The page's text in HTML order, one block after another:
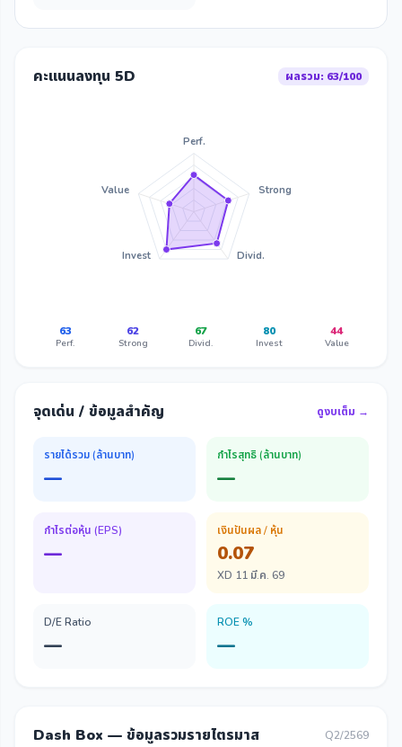
คะแนนลงทุน 5D ผลรวม: 63/100
Perf.
Strong
Divid.
Invest
Value
63
Perf.
62
Strong
67
Divid.
80
Invest
44
Value
จุดเด่น / ข้อมูลสำคัญ ดูงบเต็ม →
รายได้รวม (ล้านบาท)
—
กำไรสุทธิ (ล้านบาท)
—
กำไรต่อหุ้น (EPS)
—
เงินปันผล / หุ้น
0.07
XD 11 มี.ค. 69
D/E Ratio
—
ROE %
—
Dash Box — ข้อมูลรวมรายไตรมาส Q2/2569